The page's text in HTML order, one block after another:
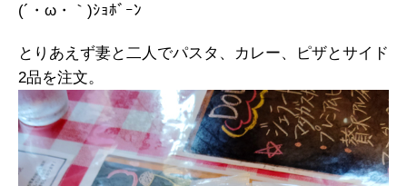
(´・ω・｀)ｼｮﾎﾞｰﾝ
とりあえず妻と二人でパスタ、カレー、ピザとサイド
2品を注文。